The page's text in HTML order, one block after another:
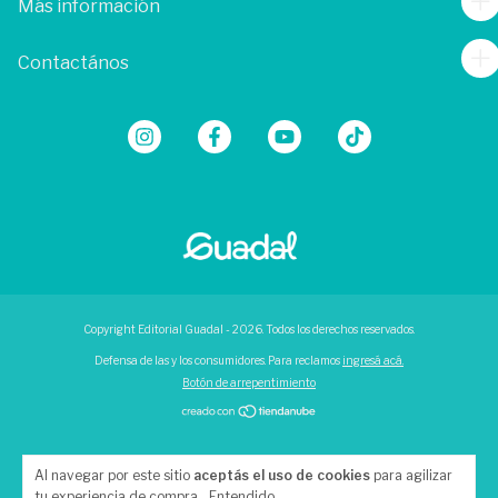
Al navegar por este sitio aceptás el uso de cookies para agilizar
Más información
Contactános
Copyright Editorial Guadal - 2026. Todos los derechos reservados.
Defensa de las y los consumidores. Para reclamos ingresá acá.
Botón de arrepentimiento